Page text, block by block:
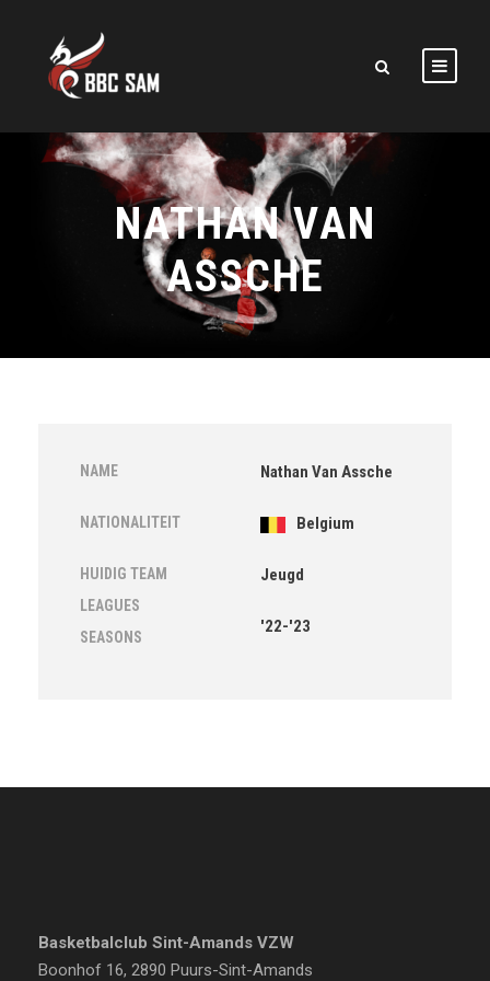
NATHAN VAN
ASSCHE
NAME Nathan Van Assche
NATIONALITEIT Belgium
HUIDIG TEAM
LEAGUES
Jeugd
SEASONS
'22-'23
Basketbalclub Sint-Amands VZW
Boonhof 16, 2890 Puurs-Sint-Amands